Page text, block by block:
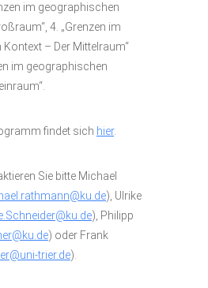
im geographischen
4. „Grenzen im
– Der Mittelraum“
im geographischen
findet sich hier.
Sie bitte Michael
), Ulrike
), Philipp
) oder Frank
trier.de).